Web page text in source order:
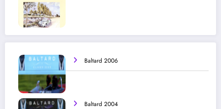
Baltard 2006
Baltard 2004